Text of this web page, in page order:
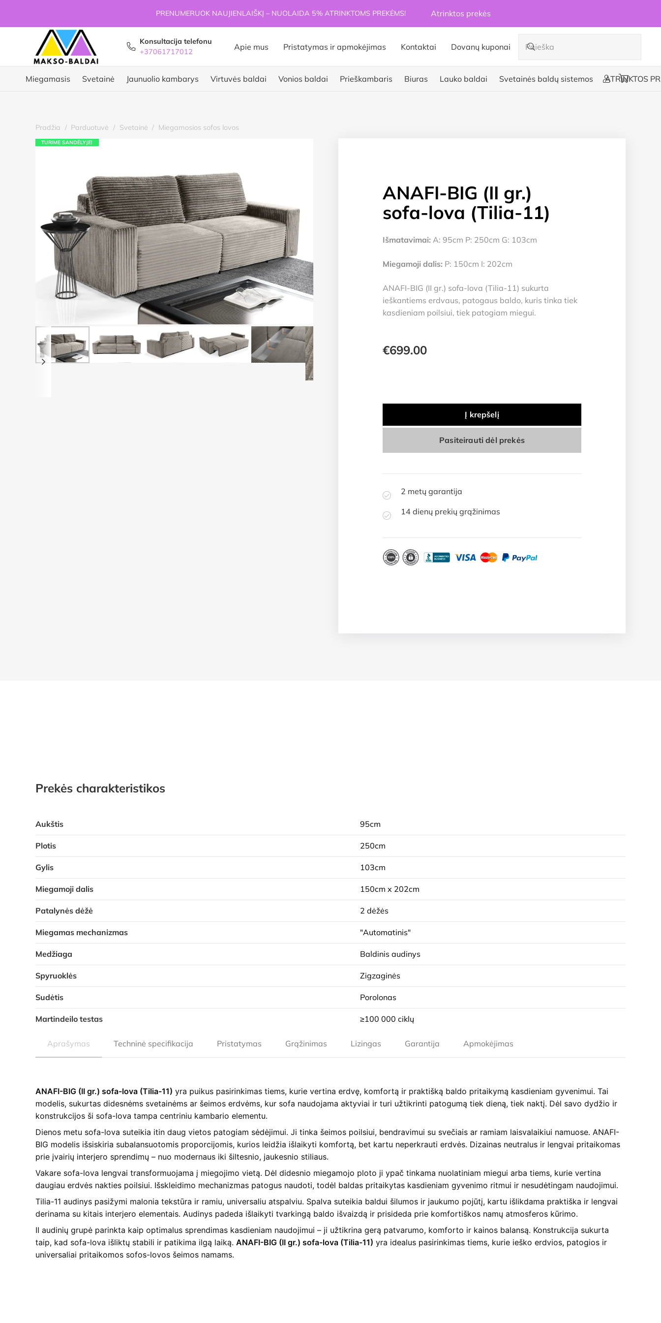
PRENUMERUOK NAUJIENLAIŠKĮ – NUOLAIDA 5% ATRINKTOMS PREKĖMS! Atrinktos prekės
Konsultacija telefonu
+37061717012
Apie mus Pristatymas ir apmokėjimas Kontaktai Dovanų kuponai
Miegamasis Svetainė Jaunuolio kambarys Virtuvės baldai Vonios baldai Prieškambaris Biuras Lauko baldai Svetainės baldų sistemos ATRINKTOS
Pradžia / Parduotuvė / Svetainė / Miegamosios sofos lovos
TURIME SANDĖLYJE!
ANAFI-BIG (II gr.)
sofa-lova (Tilia-11)
Išmatavimai: A: 95cm P: 250cm G: 103cm
Miegamoji dalis: P: 150cm I: 202cm
ANAFI-BIG (II gr.) sofa-lova (Tilia-11) sukurta
ieškantiems erdvaus, patogaus baldo, kuris tinka tiek
kasdieniam poilsiui, tiek patogiam miegui.
€699.00
Į krepšelį
Pasiteirauti dėl prekės
2 metų garantija
14 dienų prekių grąžinimas
Prekės charakteristikos
Aukštis 95cm
Plotis 250cm
Gylis 103cm
Miegamoji dalis 150cm x 202cm
Patalynės dėžė 2 dėžės
Miegamas mechanizmas "Automatinis"
Medžiaga Baldinis audinys
Spyruoklės Zigzaginės
Sudėtis Porolonas
Martindeilo testas ≥100 000 ciklų
Aprašymas Techninė specifikacija Pristatymas Grąžinimas Lizingas Garantija Apmokėjimas
ANAFI-BIG (II gr.) sofa-lova (Tilia-11) yra puikus pasirinkimas tiems, kurie vertina erdvę, komfortą ir praktišką baldo pritaikymą kasdieniam gyvenimui. Tai
modelis, sukurtas didesnėms svetainėms ar šeimos erdvėms, kur sofa naudojama aktyviai ir turi užtikrinti patogumą tiek dieną, tiek naktį. Dėl savo dydžio ir
konstrukcijos ši sofa-lova tampa centriniu kambario elementu.
Dienos metu sofa-lova suteikia itin daug vietos patogiam sėdėjimui. Ji tinka šeimos poilsiui, bendravimui su svečiais ar ramiam laisvalaikiui namuose. ANAFI-
BIG modelis išsiskiria subalansuotomis proporcijomis, kurios leidžia išlaikyti komfortą, bet kartu neperkrauti erdvės. Dizainas neutralus ir lengvai pritaikomas
prie įvairių interjero sprendimų – nuo modernaus iki šiltesnio, jaukesnio stiliaus.
Vakare sofa-lova lengvai transformuojama į miegojimo vietą. Dėl didesnio miegamojo ploto ji ypač tinkama nuolatiniam miegui arba tiems, kurie vertina
daugiau erdvės nakties poilsiui. Išskleidimo mechanizmas patogus naudoti, todėl baldas pritaikytas kasdieniam gyvenimo ritmui ir nesudėtingam naudojimui.
Tilia-11 audinys pasižymi malonia tekstūra ir ramiu, universaliu atspalviu. Spalva suteikia baldui šilumos ir jaukumo pojūtį, kartu išlikdama praktiška ir lengvai
derinama su kitais interjero elementais. Audinys padeda išlaikyti tvarkingą baldo išvaizdą ir prisideda prie komfortiškos namų atmosferos kūrimo.
II audinių grupė parinkta kaip optimalus sprendimas kasdieniam naudojimui – ji užtikrina gerą patvarumo, komforto ir kainos balansą. Konstrukcija sukurta
taip, kad sofa-lova išliktų stabili ir patikima ilgą laiką. ANAFI-BIG (II gr.) sofa-lova (Tilia-11) yra idealus pasirinkimas tiems, kurie ieško erdvios, patogios ir
universaliai pritaikomos sofos-lovos šeimos namams.